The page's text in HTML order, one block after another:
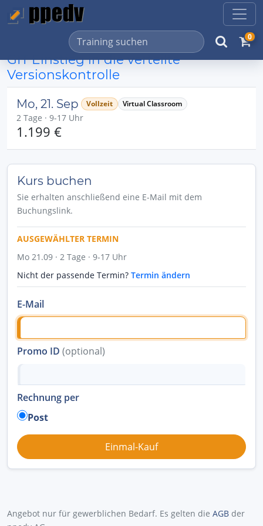
0
GIT Einstieg in die verteilte
Versionskontrolle
Mo, 21. Sep Vollzeit Virtual Classroom
2 Tage · 9-17 Uhr
1.199 €
Kurs buchen
Sie erhalten anschließend eine E-Mail mit dem
Buchungslink.
AUSGEWÄHLTER TERMIN
Mo 21.09 · 2 Tage · 9-17 Uhr
Nicht der passende Termin? Termin ändern
E-Mail
Promo ID (optional)
Rechnung per
Post
Angebot nur für gewerblichen Bedarf. Es gelten die AGB der